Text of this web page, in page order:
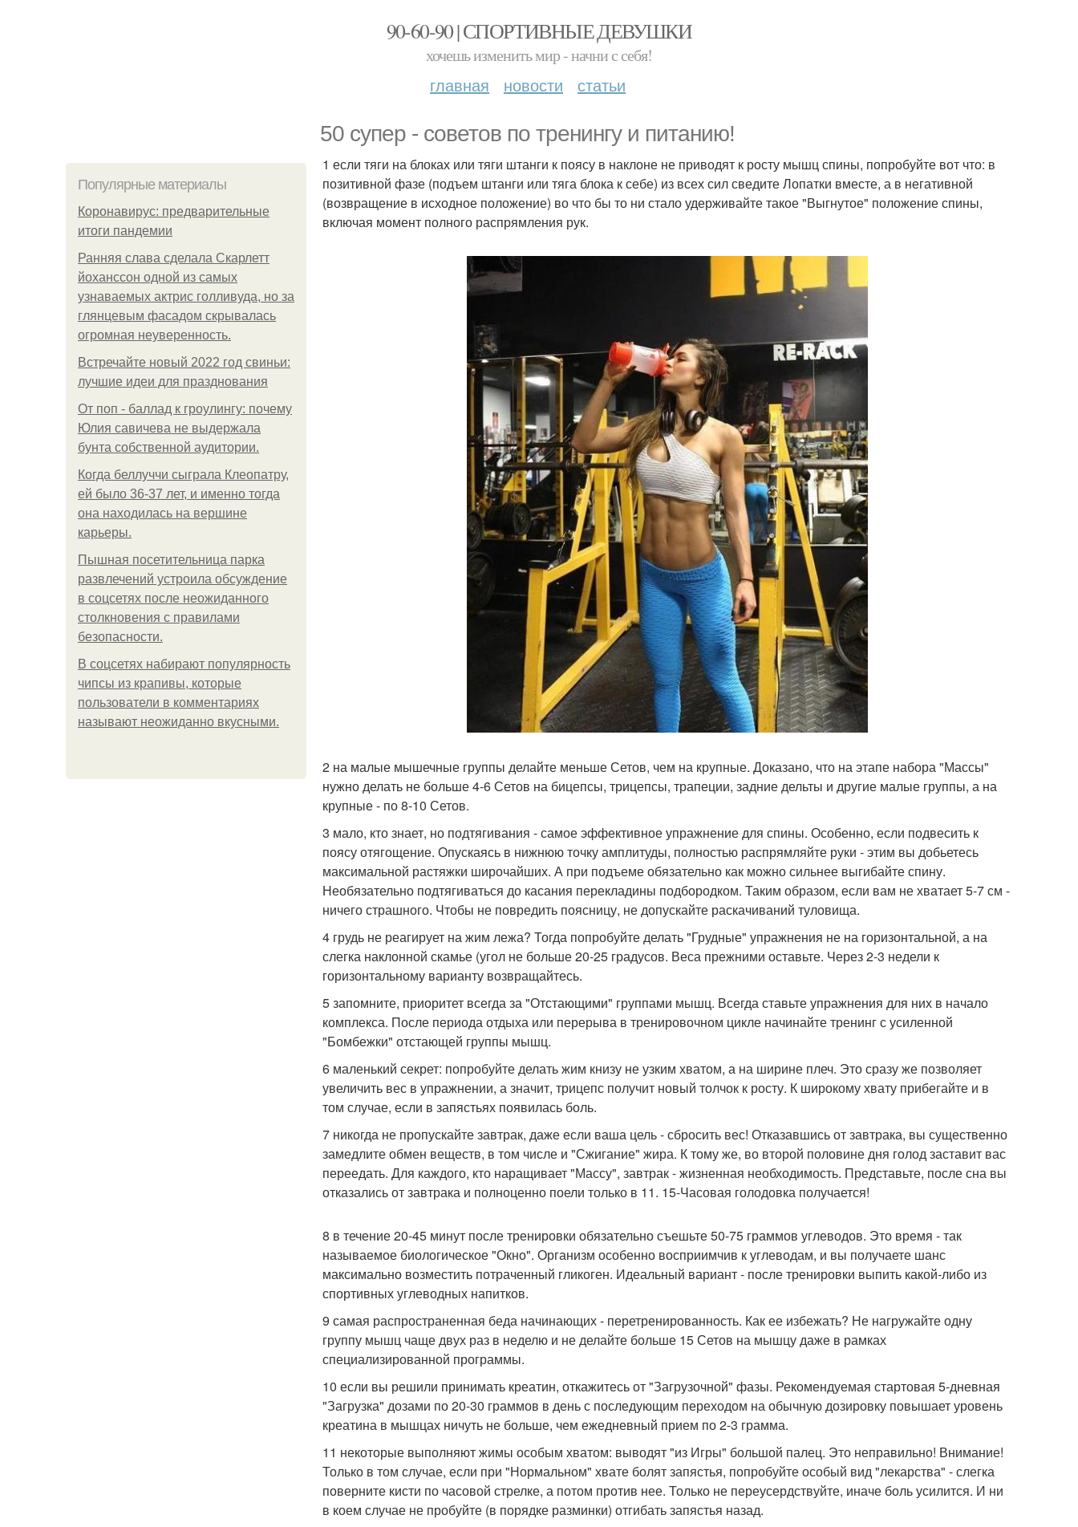
90-60-90 | СПОРТИВНЫЕ ДЕВУШКИ
хочешь изменить мир - начни с себя!
главная новости статьи
50 супер - советов по тренингу и питанию!
Популярные материалы
Коронавирус: предварительные
итоги пандемии
Ранняя слава сделала Скарлетт
йоханссон одной из самых
узнаваемых актрис голливуда, но за
глянцевым фасадом скрывалась
огромная неуверенность.
Встречайте новый 2022 год свиньи:
лучшие идеи для празднования
От поп - баллад к гроулингу: почему
Юлия савичева не выдержала
бунта собственной аудитории.
Когда беллуччи сыграла Клеопатру,
ей было 36-37 лет, и именно тогда
она находилась на вершине
карьеры.
Пышная посетительница парка
развлечений устроила обсуждение
в соцсетях после неожиданного
столкновения с правилами
безопасности.
В соцсетях набирают популярность
чипсы из крапивы, которые
пользователи в комментариях
называют неожиданно вкусными.
1 если тяги на блоках или тяги штанги к поясу в наклоне не приводят к росту мышц спины, попробуйте вот что: в
позитивной фазе (подъем штанги или тяга блока к себе) из всех сил сведите Лопатки вместе, а в негативной
(возвращение в исходное положение) во что бы то ни стало удерживайте такое "Выгнутое" положение спины,
включая момент полного распрямления рук.
2 на малые мышечные группы делайте меньше Сетов, чем на крупные. Доказано, что на этапе набора "Массы"
нужно делать не больше 4-6 Сетов на бицепсы, трицепсы, трапеции, задние дельты и другие малые группы, а на
крупные - по 8-10 Сетов.
3 мало, кто знает, но подтягивания - самое эффективное упражнение для спины. Особенно, если подвесить к
поясу отягощение. Опускаясь в нижнюю точку амплитуды, полностью распрямляйте руки - этим вы добьетесь
максимальной растяжки широчайших. А при подъеме обязательно как можно сильнее выгибайте спину.
Необязательно подтягиваться до касания перекладины подбородком. Таким образом, если вам не хватает 5-7 см -
ничего страшного. Чтобы не повредить поясницу, не допускайте раскачиваний туловища.
4 грудь не реагирует на жим лежа? Тогда попробуйте делать "Грудные" упражнения не на горизонтальной, а на
слегка наклонной скамье (угол не больше 20-25 градусов. Веса прежними оставьте. Через 2-3 недели к
горизонтальному варианту возвращайтесь.
5 запомните, приоритет всегда за "Отстающими" группами мышц. Всегда ставьте упражнения для них в начало
комплекса. После периода отдыха или перерыва в тренировочном цикле начинайте тренинг с усиленной
"Бомбежки" отстающей группы мышц.
6 маленький секрет: попробуйте делать жим книзу не узким хватом, а на ширине плеч. Это сразу же позволяет
увеличить вес в упражнении, а значит, трицепс получит новый толчок к росту. К широкому хвату прибегайте и в
том случае, если в запястьях появилась боль.
7 никогда не пропускайте завтрак, даже если ваша цель - сбросить вес! Отказавшись от завтрака, вы существенно
замедлите обмен веществ, в том числе и "Сжигание" жира. К тому же, во второй половине дня голод заставит вас
переедать. Для каждого, кто наращивает "Массу", завтрак - жизненная необходимость. Представьте, после сна вы
отказались от завтрака и полноценно поели только в 11. 15-Часовая голодовка получается!
8 в течение 20-45 минут после тренировки обязательно съешьте 50-75 граммов углеводов. Это время - так
называемое биологическое "Окно". Организм особенно восприимчив к углеводам, и вы получаете шанс
максимально возместить потраченный гликоген. Идеальный вариант - после тренировки выпить какой-либо из
спортивных углеводных напитков.
9 самая распространенная беда начинающих - перетренированность. Как ее избежать? Не нагружайте одну
группу мышц чаще двух раз в неделю и не делайте больше 15 Сетов на мышцу даже в рамках
специализированной программы.
10 если вы решили принимать креатин, откажитесь от "Загрузочной" фазы. Рекомендуемая стартовая 5-дневная
"Загрузка" дозами по 20-30 граммов в день с последующим переходом на обычную дозировку повышает уровень
креатина в мышцах ничуть не больше, чем ежедневный прием по 2-3 грамма.
11 некоторые выполняют жимы особым хватом: выводят "из Игры" большой палец. Это неправильно! Внимание!
Только в том случае, если при "Нормальном" хвате болят запястья, попробуйте особый вид "лекарства" - слегка
поверните кисти по часовой стрелке, а потом против нее. Только не переусердствуйте, иначе боль усилится. И ни
в коем случае не пробуйте (в порядке разминки) отгибать запястья назад.